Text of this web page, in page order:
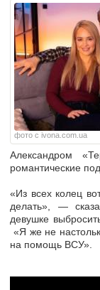
фото с ivona.com.ua
Александром
романтические
«Из всех колец
делать», —
девушке
«Я же не
на помощь ВСУ».